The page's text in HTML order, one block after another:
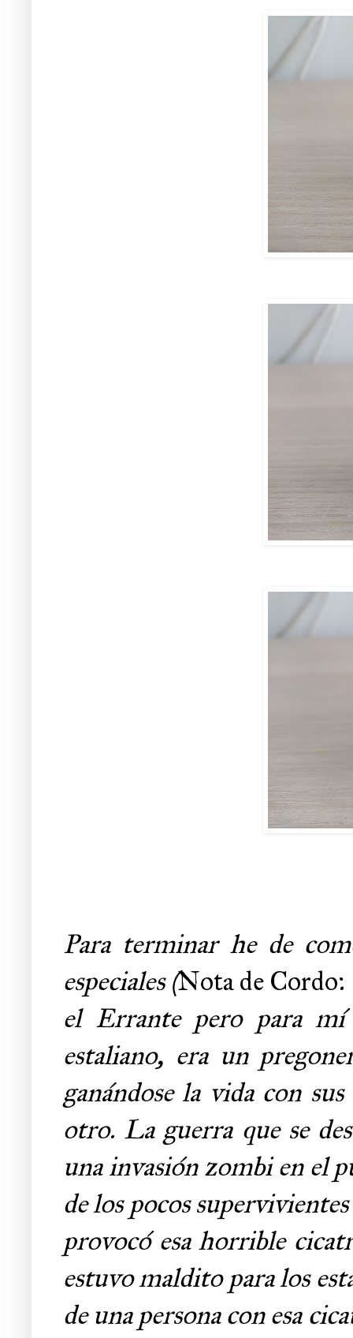
Para terminar he de
especiales (Nota de Cordo:
el Errante pero para
estaliano, era un
ganándose la vida con
otro. La guerra que se
una invasión zombi en el
de los pocos
provocó esa horrible
estuvo maldito para los
de una persona con esa